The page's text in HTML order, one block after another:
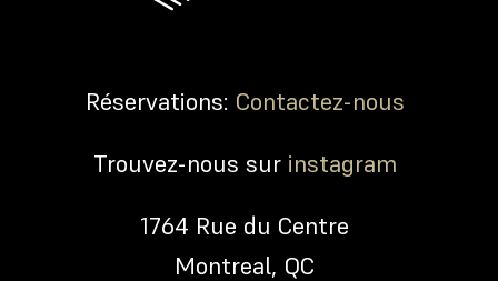
Réservations: Contactez-nous
Trouvez-nous sur instagram
1764 Rue du Centre
Montreal, QC